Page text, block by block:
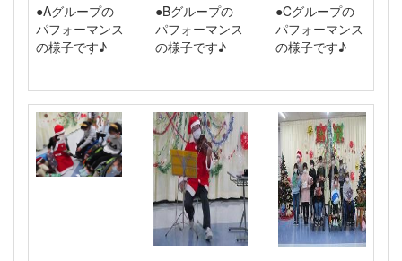
●Aグループの
パフォーマンス
の様子です♪
●Bグループの
パフォーマンス
の様子です♪
●Cグループの
パフォーマンス
の様子です♪